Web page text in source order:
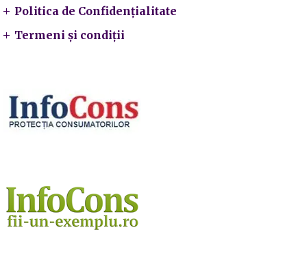
Politica de Confidențialitate
Termeni și condiții